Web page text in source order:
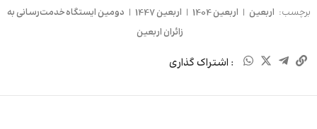
برچسب: اربعین | اربعین 1404 | اربعین 1447 | دومین ایستگاه خدمت‌رسانی به
زائران اربعین
: اشتراک گذاری